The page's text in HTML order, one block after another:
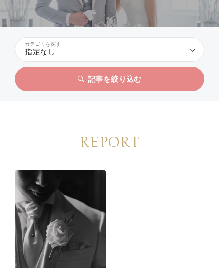
カテゴリを探す
指定なし
記事を絞り込む
REPORT